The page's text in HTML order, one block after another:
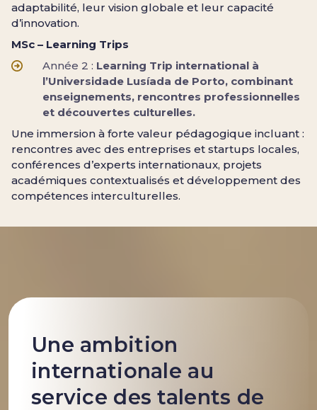
adaptabilité, leur vision globale et leur capacité
d’innovation.
MSc – Learning Trips
Année 2 : Learning Trip international à
l’Universidade Lusíada de Porto, combinant
enseignements, rencontres professionnelles
et découvertes culturelles.
Une immersion à forte valeur pédagogique incluant :
rencontres avec des entreprises et startups locales,
conférences d’experts internationaux, projets
académiques contextualisés et développement des
compétences interculturelles.
Une ambition
internationale au
service des talents de